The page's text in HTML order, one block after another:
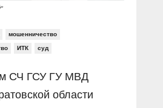
мошенничество
ИТК суд
СЧ ГСУ ГУ МВД
области